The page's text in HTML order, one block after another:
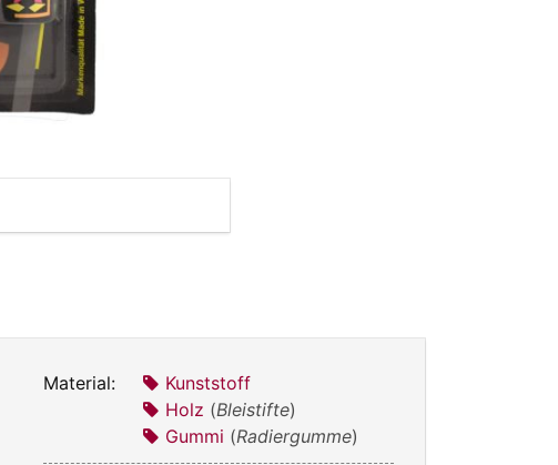
Material:
Kunststoff
Holz (Bleistifte)
Gummi (Radiergumme)